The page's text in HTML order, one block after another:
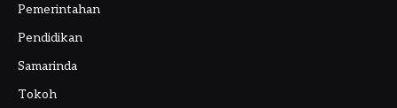
Pemerintahan
Pendidikan
Samarinda
Tokoh